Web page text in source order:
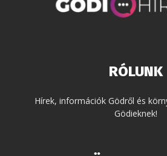
RÓLUNK
Hírek, információk Gödről és
Gödieknek!